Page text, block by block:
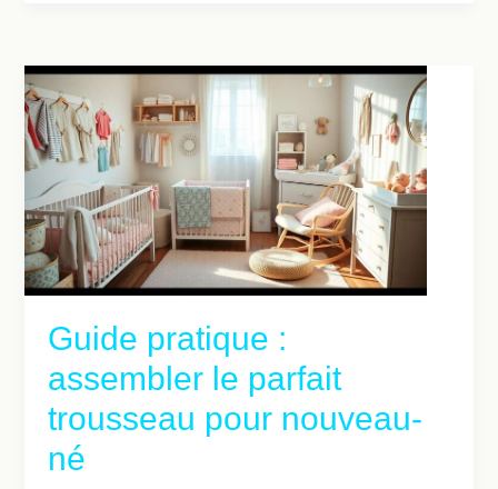
Guide pratique :
assembler le parfait
trousseau pour nouveau-
né